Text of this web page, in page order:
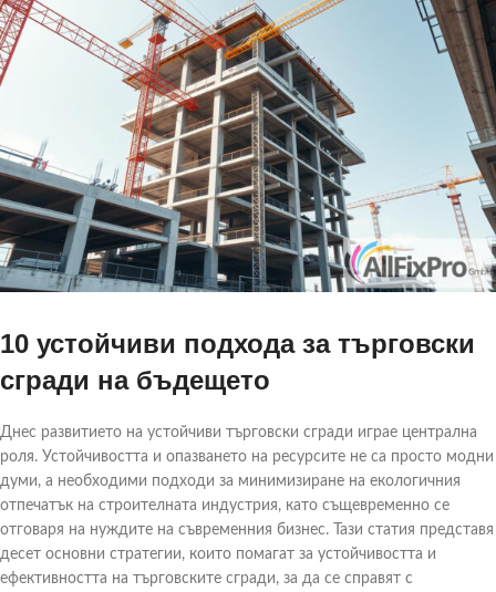
10 устойчиви подхода за търговски
сгради на бъдещето
Днес развитието на устойчиви търговски сгради играе централна
роля. Устойчивостта и опазването на ресурсите не са просто модни
думи, а необходими подходи за минимизиране на екологичния
отпечатък на строителната индустрия, като същевременно се
отговаря на нуждите на съвременния бизнес. Тази статия представя
десет основни стратегии, които помагат за устойчивостта и
ефективността на търговските сгради, за да се справят с